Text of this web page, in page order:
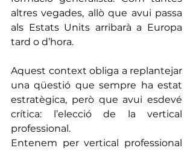
altres vegades, allò que avui passa
als Estats Units arribarà a Europa
tard o d’hora.
Aquest context obliga a replantejar
una qüestió que sempre ha estat
estratègica, però que avui esdevé
crítica: l’elecció de la vertical
professional.
Entenem per vertical professional